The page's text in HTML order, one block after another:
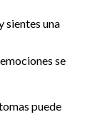
sientes una
se
puede